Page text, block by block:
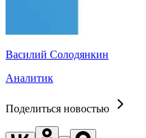
Василий Солодянкин
Аналитик
Поделиться новостью